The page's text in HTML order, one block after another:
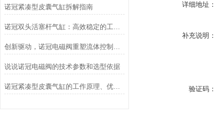
诺冠紧凑型皮囊气缸拆解指南
说说诺冠电磁阀的技术参数和选型依据
诺冠紧凑型皮囊气缸的工作原理、优势和应用
详细地址：
补充说明：
验证码：